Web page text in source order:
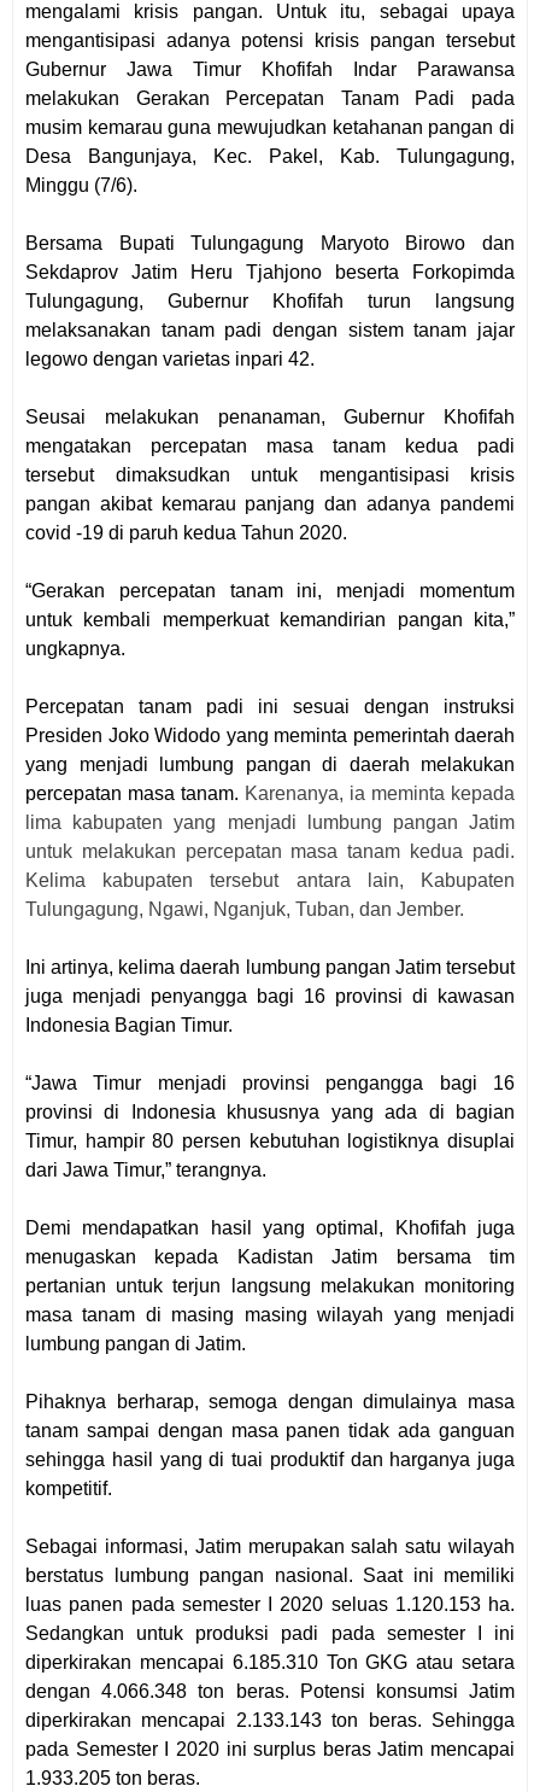
mengalami krisis pangan. Untuk itu, sebagai upaya
mengantisipasi adanya potensi krisis pangan tersebut
Gubernur Jawa Timur Khofifah Indar Parawansa
melakukan Gerakan Percepatan Tanam Padi pada
musim kemarau guna mewujudkan ketahanan pangan di
Desa Bangunjaya, Kec. Pakel, Kab. Tulungagung,
Minggu (7/6).
Bersama Bupati Tulungagung Maryoto Birowo dan
Sekdaprov Jatim Heru Tjahjono beserta Forkopimda
Tulungagung, Gubernur Khofifah turun langsung
melaksanakan tanam padi dengan sistem tanam jajar
legowo dengan varietas inpari 42.
Seusai melakukan penanaman, Gubernur Khofifah
mengatakan percepatan masa tanam kedua padi
tersebut dimaksudkan untuk mengantisipasi krisis
pangan akibat kemarau panjang dan adanya pandemi
covid -19 di paruh kedua Tahun 2020.
“Gerakan percepatan tanam ini, menjadi momentum
untuk kembali memperkuat kemandirian pangan kita,”
ungkapnya.
Percepatan tanam padi ini sesuai dengan instruksi
Presiden Joko Widodo yang meminta pemerintah daerah
yang menjadi lumbung pangan di daerah melakukan
percepatan masa tanam. Karenanya, ia meminta kepada
lima kabupaten yang menjadi lumbung pangan Jatim
untuk melakukan percepatan masa tanam kedua padi.
Kelima kabupaten tersebut antara lain, Kabupaten
Tulungagung, Ngawi, Nganjuk, Tuban, dan Jember.
Ini artinya, kelima daerah lumbung pangan Jatim tersebut
juga menjadi penyangga bagi 16 provinsi di kawasan
Indonesia Bagian Timur.
“Jawa Timur menjadi provinsi pengangga bagi 16
provinsi di Indonesia khususnya yang ada di bagian
Timur, hampir 80 persen kebutuhan logistiknya disuplai
dari Jawa Timur,” terangnya.
Demi mendapatkan hasil yang optimal, Khofifah juga
menugaskan kepada Kadistan Jatim bersama tim
pertanian untuk terjun langsung melakukan monitoring
masa tanam di masing masing wilayah yang menjadi
lumbung pangan di Jatim.
Pihaknya berharap, semoga dengan dimulainya masa
tanam sampai dengan masa panen tidak ada ganguan
sehingga hasil yang di tuai produktif dan harganya juga
kompetitif.
Sebagai informasi, Jatim merupakan salah satu wilayah
berstatus lumbung pangan nasional. Saat ini memiliki
luas panen pada semester I 2020 seluas 1.120.153 ha.
Sedangkan untuk produksi padi pada semester I ini
diperkirakan mencapai 6.185.310 Ton GKG atau setara
dengan 4.066.348 ton beras. Potensi konsumsi Jatim
diperkirakan mencapai 2.133.143 ton beras. Sehingga
pada Semester I 2020 ini surplus beras Jatim mencapai
1.933.205 ton beras.